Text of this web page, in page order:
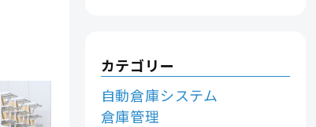
カテゴリー
自動倉庫システム
倉庫管理